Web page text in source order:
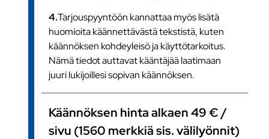
4.Tarjouspyyntöön kannattaa myös lisätä
huomioita käännettävästä tekstistä, kuten
käännöksen kohdeyleisö ja käyttötarkoitus.
Nämä tiedot auttavat kääntäjää laatimaan
juuri lukijoillesi sopivan käännöksen.
Käännöksen hinta alkaen 49 € /
sivu (1560 merkkiä sis. välilyönnit)